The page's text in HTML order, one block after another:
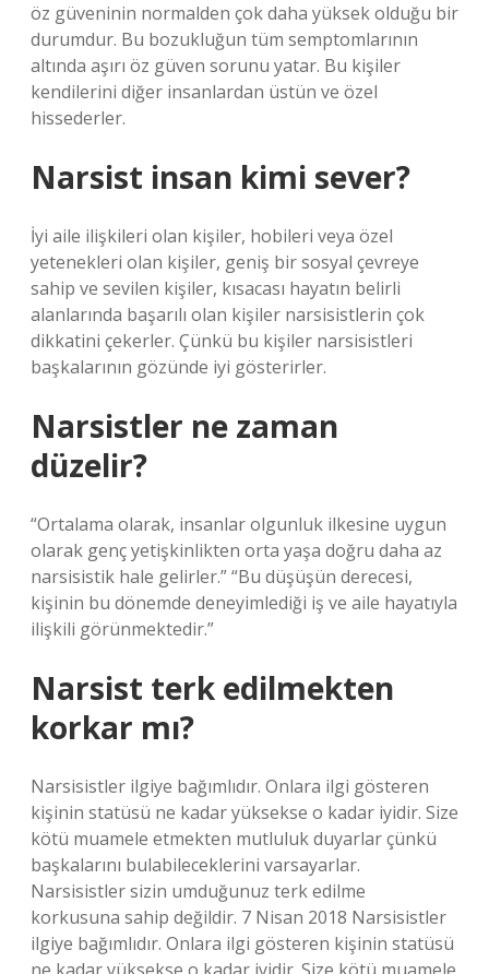
öz güveninin normalden çok daha yüksek olduğu bir
durumdur. Bu bozukluğun tüm semptomlarının
altında aşırı öz güven sorunu yatar. Bu kişiler
kendilerini diğer insanlardan üstün ve özel
hissederler.
Narsist insan kimi sever?
İyi aile ilişkileri olan kişiler, hobileri veya özel
yetenekleri olan kişiler, geniş bir sosyal çevreye
sahip ve sevilen kişiler, kısacası hayatın belirli
alanlarında başarılı olan kişiler narsisistlerin çok
dikkatini çekerler. Çünkü bu kişiler narsisistleri
başkalarının gözünde iyi gösterirler.
Narsistler ne zaman
düzelir?
“Ortalama olarak, insanlar olgunluk ilkesine uygun
olarak genç yetişkinlikten orta yaşa doğru daha az
narsisistik hale gelirler.” “Bu düşüşün derecesi,
kişinin bu dönemde deneyimlediği iş ve aile hayatıyla
ilişkili görünmektedir.”
Narsist terk edilmekten
korkar mı?
Narsisistler ilgiye bağımlıdır. Onlara ilgi gösteren
kişinin statüsü ne kadar yüksekse o kadar iyidir. Size
kötü muamele etmekten mutluluk duyarlar çünkü
başkalarını bulabileceklerini varsayarlar.
Narsisistler sizin umduğunuz terk edilme
korkusuna sahip değildir. 7 Nisan 2018 Narsisistler
ilgiye bağımlıdır. Onlara ilgi gösteren kişinin statüsü